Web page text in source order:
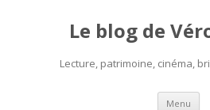
Le blog de
Lecture, patrimoine, cinéma,
Menu